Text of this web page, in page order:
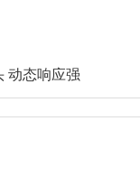
动态响应强